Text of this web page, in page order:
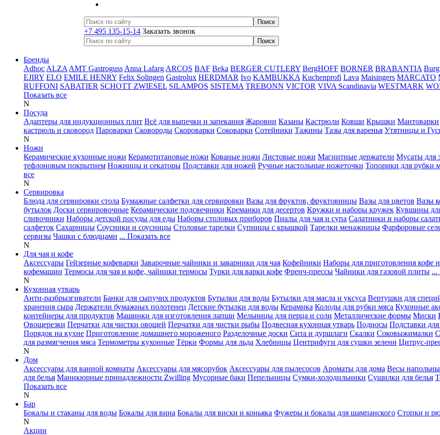
+7 495 135-15-14 Заказать звонок
Бренды
Adhoc ALZA AMT Gastroguss Anna Lafarg ARCOS BAF Beka BERGER CUTLERY BergHOFF BORNER BRABANTIA
EJIRY ELO EMILE HENRY Felix Solingen Gastrolux HERDMAR Ivo KAMBUKKA Kuchenprofi Lava Maisingers MARCATO
RUFFONI SABATIER SCHOTT ZWIESEL SILAMPOS SISTEMA TREBONN VICTOR VIVA Scandinavia WESTMARK
Показать все
N
Посуда
Адаптеры для индукционных плит Всё для выпечки и запекания Жаровни Казаны Кастрюли Ковши Крышки Мантоварки
кастрюль и сковород Пароварки Сковороды Скороварки Соковарки Сотейники Тажины Тазы для варенья Утятницы и
N
Ножи
Керамические кухонные ножи Керамотитановые ножи Кованые ножи Листовые ножи Магнитные держатели Мусаты для
тефлоновым покрытием Ножницы и секаторы Подставки для ножей Ручные настольные ножеточки Топорики для рубки
все
N
Сервировка
Блюда для сервировки стола Бумажные салфетки для сервировки Вазы для фруктов, фруктовницы Вазы для цветов Вазы
бутылок Доски сервировочные Керамические подсвечники Креманки для десертов Кружки и наборы кружек Кувшины
сливочники Наборы детской посуды для еды Наборы столовых приборов Пиалы для чая и супа Салатники и наборы
салфеток Сахарницы Соусники и соусницы Столовые тарелки Супницы с крышкой Тарелки менажницы Фарфоровые
сервизы Чашки с блюдцами ... Показать все
N
Для чая и кофе
Аксессуары Гейзерные кофеварки Заварочные чайники и заварники для чая Кофейники Наборы для приготовления кофе
кофемашин Термосы для чая и кофе, чайники термосы Турки для варки кофе Френч-прессы Чайники для газовой плиты ...
N
Кухонная утварь
Анти-разбрызгиватели Банки для сыпучих продуктов Бутылки для воды Бутылки для масла и уксуса Вертушки для
хранения сыра Держатели бумажных полотенец Детские бутылки для воды Керамика Колоды для рубки мяса Кухонные
контейнеры для продуктов Машинки для изготовления лапши Мельницы для перца и соли Металлические формы Миски
Овощерезки Перчатки для чистки овощей Перчатки для чистки рыбы Подвесная кухонная утварь Подносы Подставки
Порядок на кухне Приготовление домашнего мороженого Разделочные доски Сита и дуршлаги Скалки Соковыжималки
для размягчения мяса Термометры кухонные Тёрки Формы для льда Хлебницы Центрифуги для сушки зелени Цитрус-
N
Дом
Аксессуары для ванной комнаты Аксессуары для мясорубок Аксессуары для пылесосов Ароматы для дома Весы
для белья Маникюрные принадлежности Zwilling Мусорные баки Пепельницы Сумки-холодильники Сушилки для белья
Показать все
N
Бар
Бокалы и стаканы для воды Бокалы для вина Бокалы для виски и коньяка Фужеры и бокалы для шампанского Стопки и
N
Акции